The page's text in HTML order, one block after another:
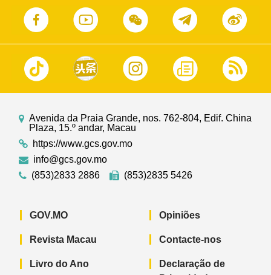
Avenida da Praia Grande, nos. 762-804, Edif. China
Plaza, 15.º andar, Macau
https://www.gcs.gov.mo
info@gcs.gov.mo
(853)2833 2886
(853)2835 5426
GOV.MO
Revista Macau
Livro do Ano
Opiniões
Contacte-nos
Declaração de